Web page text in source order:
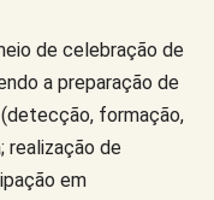
de celebração de
a preparação de
formação,
realização de
em